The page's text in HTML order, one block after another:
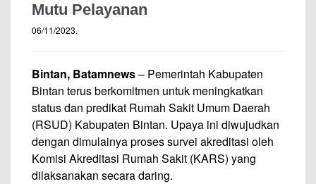
Mutu Pelayanan
06/11/2023.
Bintan, Batamnews– Pemerintah Kabupaten
Bintan terus berkomitmen untuk meningkatkan
status dan predikat Rumah Sakit Umum Daerah
(RSUD) Kabupaten Bintan. Upaya ini diwujudkan
dengan dimulainya proses survei akreditasi oleh
Komisi Akreditasi Rumah Sakit (KARS) yang
dilaksanakan secara daring.